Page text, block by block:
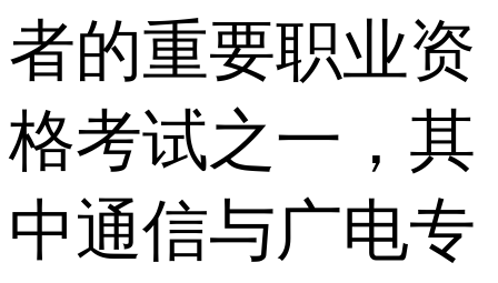
者的重要职业资
格考试之一，其
中通信与广电专